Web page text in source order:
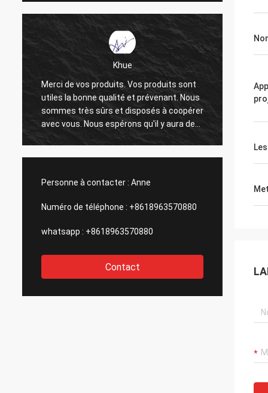
Khue
Merci de vos produits. Vos produits sont
utiles la bonne qualité et prévenant. Nous
sommes très sûrs et disposés à coopérer
avec vous. Nous espérons qu'il y aura des
occasions pour la coopération avec
La
et
Personne à contacter : Anne
Numéro de téléphone : +8618963570880
whatsapp : +8618963570880
Contact